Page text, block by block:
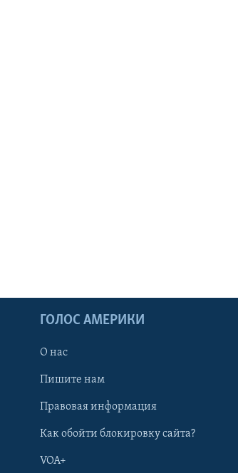
ГОЛОС АМЕРИКИ
О нас
Пишите нам
Правовая информация
Как обойти блокировку сайта?
VOA+